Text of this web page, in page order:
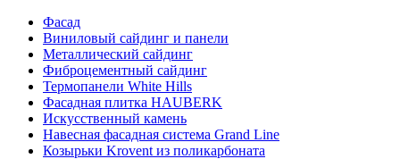
Фасад
Виниловый сайдинг и панели
Металлический сайдинг
Фиброцементный сайдинг
Термопанели White Hills
Фасадная плитка HAUBERK
Искусственный камень
Навесная фасадная система Grand Line
Козырьки Krovent из поликарбоната